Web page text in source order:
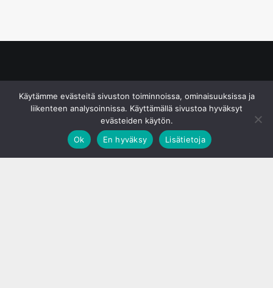
Käytämme evästeitä sivuston toiminnoissa, ominaisuuksissa ja
liikenteen analysoinnissa. Käyttämällä sivustoa hyväksyt
evästeiden käytön.
Ok
En hyväksy Lisätietoja